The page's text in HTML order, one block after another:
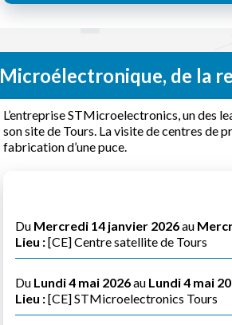
Microélectronique, de la
L’entreprise STMicroelectronics, un des
son site de Tours. La visite de centres de
fabrication d’une puce.
Du Mercredi 14 janvier 2026au
Lieu :[CE] Centre satellite de Tours
Du Lundi 4 mai 2026au Lundi 4 mai
Lieu :[CE] STMicroelectronics Tours